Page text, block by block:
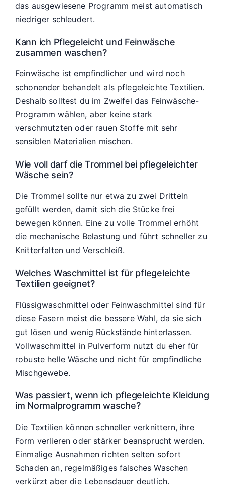
das ausgewiesene Programm meist automatisch
niedriger schleudert.
Kann ich Pflegeleicht und Feinwäsche
zusammen waschen?
Feinwäsche ist empfindlicher und wird noch
schonender behandelt als pflegeleichte Textilien.
Deshalb solltest du im Zweifel das Feinwäsche-
Programm wählen, aber keine stark
verschmutzten oder rauen Stoffe mit sehr
sensiblen Materialien mischen.
Wie voll darf die Trommel bei pflegeleichter
Wäsche sein?
Die Trommel sollte nur etwa zu zwei Dritteln
gefüllt werden, damit sich die Stücke frei
bewegen können. Eine zu volle Trommel erhöht
die mechanische Belastung und führt schneller zu
Knitterfalten und Verschleiß.
Welches Waschmittel ist für pflegeleichte
Textilien geeignet?
Flüssigwaschmittel oder Feinwaschmittel sind für
diese Fasern meist die bessere Wahl, da sie sich
gut lösen und wenig Rückstände hinterlassen.
Vollwaschmittel in Pulverform nutzt du eher für
robuste helle Wäsche und nicht für empfindliche
Mischgewebe.
Was passiert, wenn ich pflegeleichte Kleidung
im Normalprogramm wasche?
Die Textilien können schneller verknittern, ihre
Form verlieren oder stärker beansprucht werden.
Einmalige Ausnahmen richten selten sofort
Schaden an, regelmäßiges falsches Waschen
verkürzt aber die Lebensdauer deutlich.